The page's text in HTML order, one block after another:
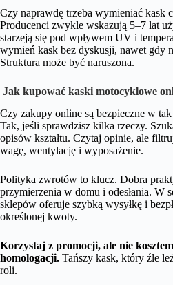
Czy naprawdę trzeba wymieniać kask
Producenci zwykle wskazują 5–7 lat
starzeją się pod wpływem UV i
wymień kask bez dyskusji, nawet gdy
Struktura może być naruszona.
Jak kupować kaski motocyklowe
Czy zakupy online są bezpieczne w
Tak, jeśli sprawdzisz kilka rzeczy.
opisów kształtu. Czytaj opinie, ale
wagę, wentylację i wyposażenie.
Polityka zwrotów to klucz. Dobra
przymierzenia w domu i odesłania. W
sklepów oferuje szybką wysyłkę i
określonej kwoty.
Korzystaj z promocji, ale nie
homologacji. Tańszy kask, który źle
roli.